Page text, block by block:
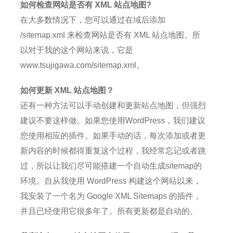
如何检查网站是否有 XML 站点地图?
在大多数情况下，您可以通过在域后添加
/sitemap.xml 来检查网站是否有 XML 站点地图。
所
以对于我的这个网站来说，它是
www.tsujigawa.com/sitemap.xml。
如何更新 XML 站点地图？
还有一种方法可以手动创建和更新站点地图，但强烈
建议不要这样做。 如果您使用WordPress，我们建议
您使用相应的插件。 如果手动的话，每次添加或者更
新内容的时候都得重复这个过程，我经常忘记或者跳
过，所以让我们尽可能搭建一个自动生成sitemap的
环境。
自从我使用 WordPress 构建这个网站以来，
我安装了一个名为 Google XML Sitemaps 的插件，
并且已经使用它很多年了。
所有更新都是自动的。